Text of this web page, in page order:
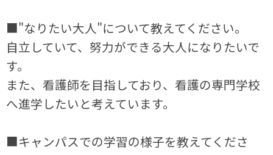
■"なりたい大人"について教えてください。
自立していて、努力ができる大人になりたいで
す。
また、看護師を目指しており、看護の専門学校
へ進学したいと考えています。
■キャンパスでの学習の様子を教えてくださ